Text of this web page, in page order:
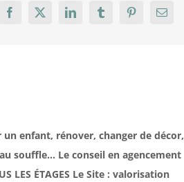
Facebook
X LinkedInTumblrPinterestEmail
enfant, rénover, changer de décor,
souffle… Le conseil en agencement
LES ÉTAGES Le Site : valorisation